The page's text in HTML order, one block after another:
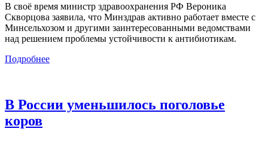
В своё время министр здравоохранения РФ Вероника
Скворцова заявила, что Минздрав активно работает вместе с
Минсельхозом и другими заинтересованными ведомствами
над решением проблемы устойчивости к антибиотикам.
Подробнее
В России уменьшилось поголовье
коров